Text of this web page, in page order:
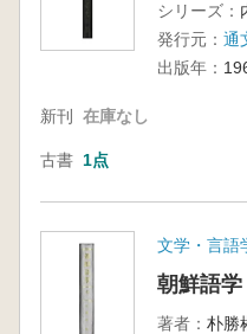
シリーズ：
発行元： 通
出版年：
新刊 在庫なし
古書 1点
文学・言語
朝鮮語
著者： 朴勝